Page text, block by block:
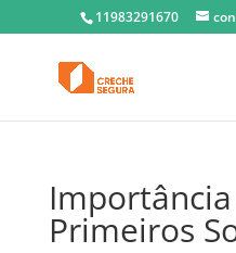
11983291670
Primeiros